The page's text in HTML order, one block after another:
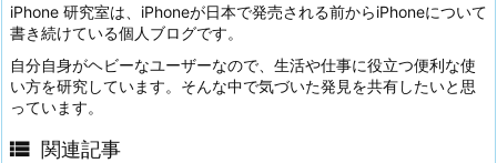
iPhone 研究室は、iPhoneが日本で発売される前からiPhoneについて
書き続けている個人ブログです。
自分自身がヘビーなユーザーなので、生活や仕事に役立つ便利な使
い方を研究しています。そんな中で気づいた発見を共有したいと思
っています。
 関連記事